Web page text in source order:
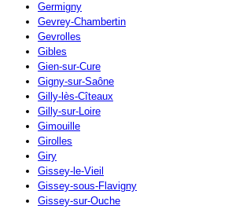
Germigny
Gevrey-Chambertin
Gevrolles
Gibles
Gien-sur-Cure
Gigny-sur-Saône
Gilly-lès-Cîteaux
Gilly-sur-Loire
Gimouille
Girolles
Giry
Gissey-le-Vieil
Gissey-sous-Flavigny
Gissey-sur-Ouche